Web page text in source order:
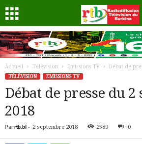
Accueil Télévision Emissions TV
Débat de
TÉLÉVISION
EMISSIONS TV
Débat de presse du
2018
Par rtb.bf- 2 septembre 2018 2589 0